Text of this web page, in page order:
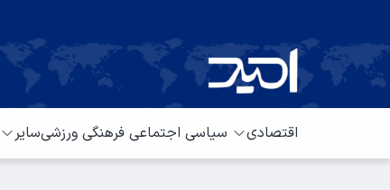
اقتصادی سیاسی اجتماعی فرهنگی ورزشیسایر